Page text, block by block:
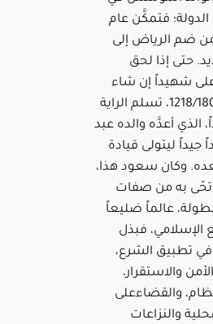
الدولة؛ فتمكَّن عام
1772 من ضم الرياض إلى
حتى إذا لحق
شهيداً إن شاء
الله، عام 1218/1803، تسلم الراية
الذي أعدَّه والده عبد
جيداً ليتولى قيادة
وكان سعود هذا،
تحّى به من صفات
عالماً ضليعاً
الإسلامي، فبذل
في تطبيق الشرع،
والاستقرار،
والقضاءعلى
والنزاعات